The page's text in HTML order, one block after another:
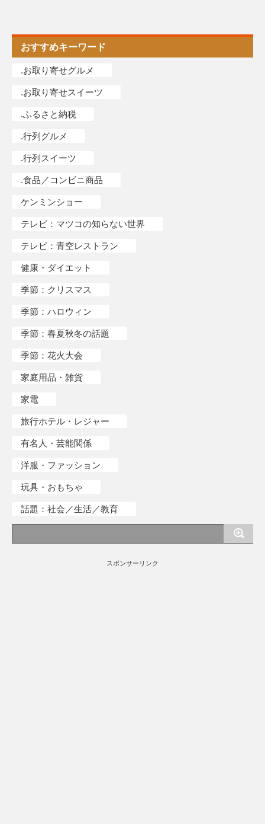
おすすめキーワード
.お取り寄せグルメ
.お取り寄せスイーツ
.ふるさと納税
.行列グルメ
.行列スイーツ
.食品／コンビニ商品
ケンミンショー
テレビ：マツコの知らない世界
テレビ：青空レストラン
健康・ダイエット
季節：クリスマス
季節：ハロウィン
季節：春夏秋冬の話題
季節：花火大会
家庭用品・雑貨
家電
旅行ホテル・レジャー
有名人・芸能関係
洋服・ファッション
玩具・おもちゃ
話題：社会／生活／教育
スポンサーリンク